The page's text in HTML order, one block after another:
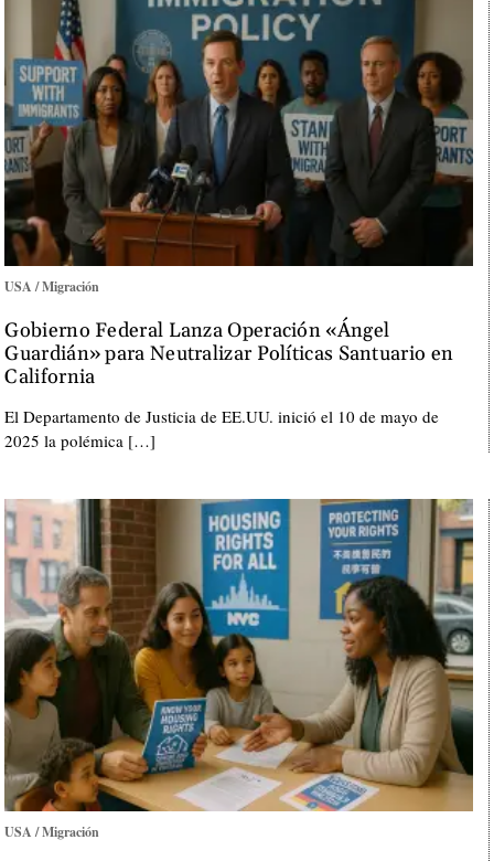
USA / Migración
Gobierno Federal Lanza Operación «Ángel
Guardián» para Neutralizar Políticas Santuario en
California
El Departamento de Justicia de EE.UU. inició el 10 de mayo de
2025 la polémica […]
USA / Migración